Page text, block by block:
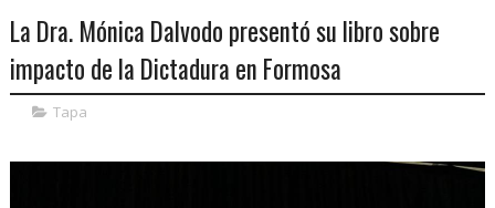
La Dra. Mónica Dalvodo presentó su libro sobre
impacto de la Dictadura en Formosa
Tapa